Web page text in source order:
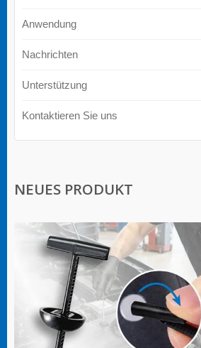
Anwendung
Nachrichten
Unterstützung
Kontaktieren Sie uns
NEUES PRODUKT